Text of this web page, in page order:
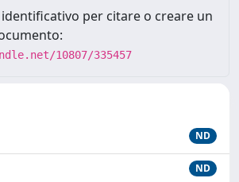
per citare o creare un
10807/335457
ND
ND